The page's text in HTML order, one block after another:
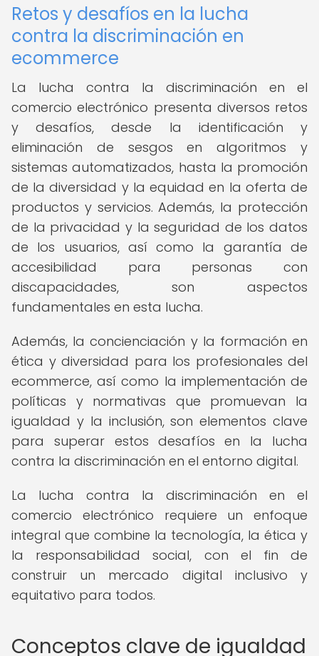
Retos y desafíos en la lucha
contra la discriminación en
ecommerce
La lucha contra la discriminación en el
comercio electrónico presenta diversos retos
y desafíos, desde la identificación y
eliminación de sesgos en algoritmos y
sistemas automatizados, hasta la promoción
de la diversidad y la equidad en la oferta de
productos y servicios. Además, la protección
de la privacidad y la seguridad de los datos
de los usuarios, así como la garantía de
accesibilidad para personas con
discapacidades, son aspectos
fundamentales en esta lucha.
Además, la concienciación y la formación en
ética y diversidad para los profesionales del
ecommerce, así como la implementación de
políticas y normativas que promuevan la
igualdad y la inclusión, son elementos clave
para superar estos desafíos en la lucha
contra la discriminación en el entorno digital.
La lucha contra la discriminación en el
comercio electrónico requiere un enfoque
integral que combine la tecnología, la ética y
la responsabilidad social, con el fin de
construir un mercado digital inclusivo y
equitativo para todos.
Conceptos clave de igualdad